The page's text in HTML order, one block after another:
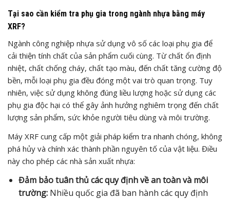
Tại sao cần kiểm tra phụ gia trong ngành nhựa bằng máy
XRF?
Ngành công nghiệp nhựa sử dụng vô số các loại phụ gia để
cải thiện tính chất của sản phẩm cuối cùng. Từ chất ổn định
nhiệt, chất chống cháy, chất tạo màu, đến chất tăng cường độ
bền, mỗi loại phụ gia đều đóng một vai trò quan trọng. Tuy
nhiên, việc sử dụng không đúng liều lượng hoặc sử dụng các
phụ gia độc hại có thể gây ảnh hưởng nghiêm trọng đến chất
lượng sản phẩm, sức khỏe người tiêu dùng và môi trường.
Máy XRF cung cấp một giải pháp kiểm tra nhanh chóng, không
phá hủy và chính xác thành phần nguyên tố của vật liệu. Điều
này cho phép các nhà sản xuất nhựa:
Đảm bảo tuân thủ các quy định về an toàn và môi
trường:Nhiều quốc gia đã ban hành các quy định